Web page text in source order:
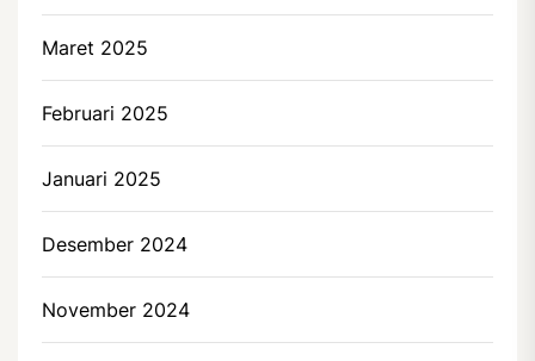
Maret 2025
Februari 2025
Januari 2025
Desember 2024
November 2024